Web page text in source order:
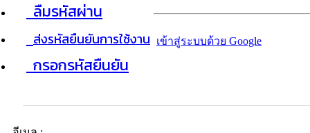
ลืมรหัสผ่าน
ส่งรหัสยืนยันการใช้งาน
กรอกรหัสยืนยัน
เข้าสู่ระบบด้วย Google